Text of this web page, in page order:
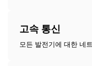
고속 통신
모든 발전기에 대한 네